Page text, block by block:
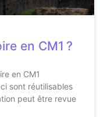
en CM1 ?
en CM1
sont réutilisables
peut être revue